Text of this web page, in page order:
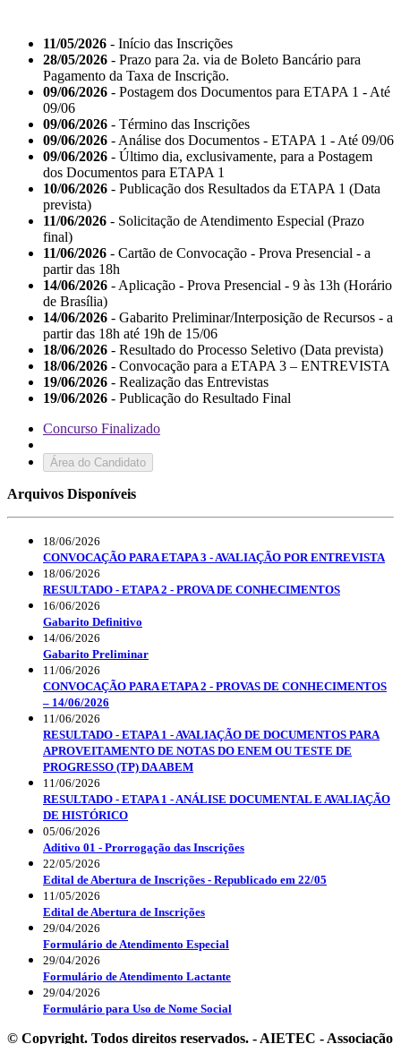
11/05/2026 - Início das Inscrições
28/05/2026 - Prazo para 2a. via de Boleto Bancário para
Pagamento da Taxa de Inscrição.
09/06/2026 - Postagem dos Documentos para ETAPA 1 - Até
09/06
09/06/2026 - Término das Inscrições
09/06/2026 - Análise dos Documentos - ETAPA 1 - Até 09/06
09/06/2026 - Último dia, exclusivamente, para a Postagem
dos Documentos para ETAPA 1
10/06/2026 - Publicação dos Resultados da ETAPA 1 (Data
prevista)
11/06/2026 - Solicitação de Atendimento Especial (Prazo
final)
11/06/2026 - Cartão de Convocação - Prova Presencial - a
partir das 18h
14/06/2026 - Aplicação - Prova Presencial - 9 às 13h (Horário
de Brasília)
14/06/2026 - Gabarito Preliminar/Interposição de Recursos - a
partir das 18h até 19h de 15/06
18/06/2026 - Resultado do Processo Seletivo (Data prevista)
18/06/2026 - Convocação para a ETAPA 3 – ENTREVISTA
19/06/2026 - Realização das Entrevistas
19/06/2026 - Publicação do Resultado Final
Concurso Finalizado
Área do Candidato
Arquivos Disponíveis
18/06/2026
CONVOCAÇÃO PARA ETAPA 3 - AVALIAÇÃO POR ENTREVISTA
18/06/2026
RESULTADO - ETAPA 2 - PROVA DE CONHECIMENTOS
16/06/2026
Gabarito Definitivo
14/06/2026
Gabarito Preliminar
11/06/2026
CONVOCAÇÃO PARA ETAPA 2 - PROVAS DE CONHECIMENTOS
– 14/06/2026
11/06/2026
RESULTADO - ETAPA 1 - AVALIAÇÃO DE DOCUMENTOS PARA
APROVEITAMENTO DE NOTAS DO ENEM OU TESTE DE
PROGRESSO (TP) DA ABEM
11/06/2026
RESULTADO - ETAPA 1 - ANÁLISE DOCUMENTAL E AVALIAÇÃO
DE HISTÓRICO
05/06/2026
Aditivo 01 - Prorrogação das Inscrições
22/05/2026
Edital de Abertura de Inscrições - Republicado em 22/05
11/05/2026
Edital de Abertura de Inscrições
29/04/2026
Formulário de Atendimento Especial
29/04/2026
Formulário de Atendimento Lactante
29/04/2026
Formulário para Uso de Nome Social
© Copyright. Todos direitos reservados. - AIETEC - Associação